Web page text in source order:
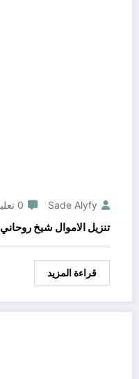
Sade Alyfy 0 تعليقات
تنزيل الاموال شيخ روحاني
قراءة المزيد